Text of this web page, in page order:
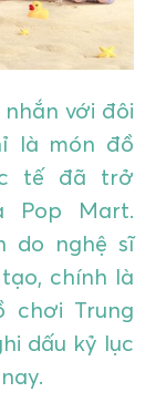
với đôi
là món đồ
tế đã trở
Pop Mart.
do nghệ sĩ
chính là
chơi Trung
dấu kỷ lục